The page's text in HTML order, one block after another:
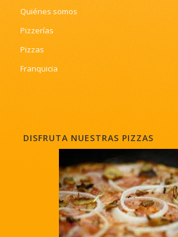
Quiénes somos
Pizzerías
Pizzas
Franquicia
DISFRUTA NUESTRAS PIZZAS